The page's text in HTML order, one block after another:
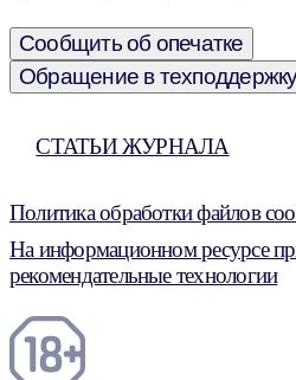
Сообщить об опечатке
Обращение в
СТАТЬИ ЖУРНАЛА
Политика обработки файлов
На информационном ресурсе
рекомендательные технологии